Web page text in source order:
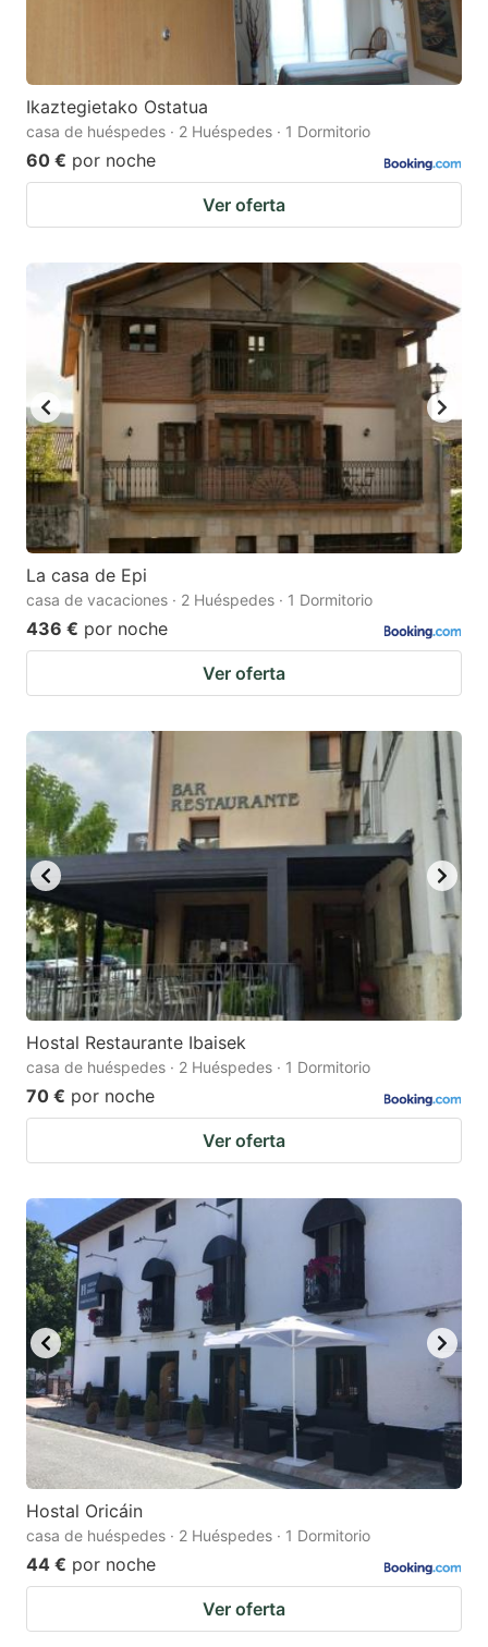
Ikaztegietako Ostatua
casa de huéspedes · 2 Huéspedes · 1 Dormitorio
60 € por noche
Ver oferta
La casa de Epi
casa de vacaciones · 2 Huéspedes · 1 Dormitorio
436 € por noche
Ver oferta
Hostal Restaurante Ibaisek
casa de huéspedes · 2 Huéspedes · 1 Dormitorio
70 € por noche
Ver oferta
Hostal Oricáin
casa de huéspedes · 2 Huéspedes · 1 Dormitorio
44 € por noche
Ver oferta